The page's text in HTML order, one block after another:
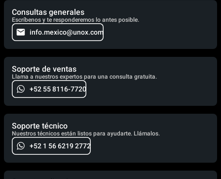
Consultas generales
Escríbenos y te responderemos lo antes posible.
info.mexico@unox.com
Soporte de ventas
Llama a nuestros expertos para una consulta gratuita.
+52 55 8116-7720
Soporte técnico
Nuestros técnicos están listos para ayudarte. Llámalos.
+52 1 56 6219 2772